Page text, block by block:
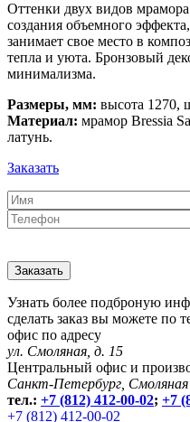
Оттенки двух видов
создания объемного
занимает свое место в
тепла и уюта. Бронзовый
минимализма.
Размеры, мм: высота 1270,
Материал: мрамор Bressia
латунь.
Заказать
Узнать более подброную
сделать заказ вы можете по
офис по адресу
ул. Смоляная, д. 15
Центральный офис и
Санкт-Петербург, Смоляная
тел.: +7 (812) 412-00-02; +7
+7 (812) 412-00-02